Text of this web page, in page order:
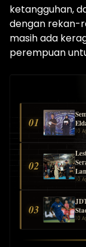
ketangguhan,
dengan rekan-
masih ada
perempuan
01
10
02
10
03
10